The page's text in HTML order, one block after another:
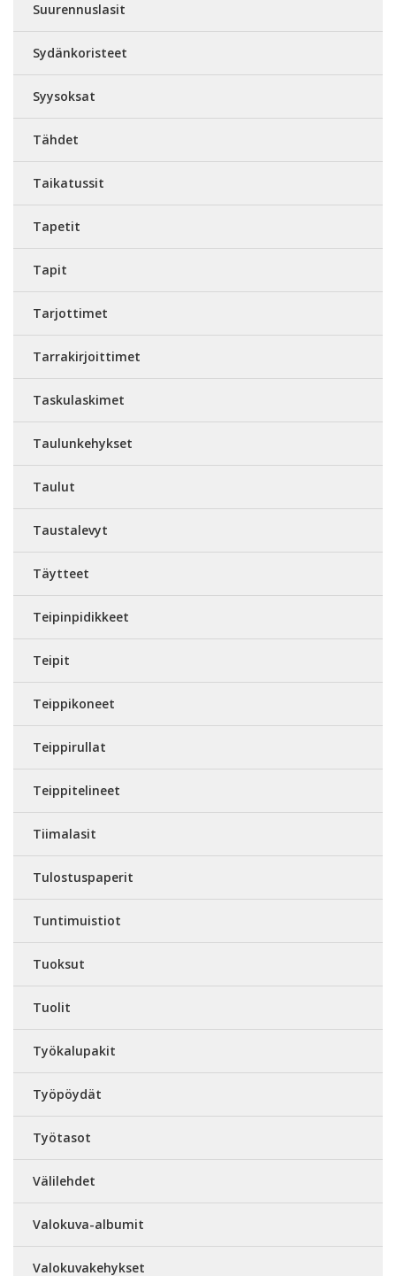
Suurennuslasit
Sydänkoristeet
Syysoksat
Tähdet
Taikatussit
Tapetit
Tapit
Tarjottimet
Tarrakirjoittimet
Taskulaskimet
Taulunkehykset
Taulut
Taustalevyt
Täytteet
Teipinpidikkeet
Teipit
Teippikoneet
Teippirullat
Teippitelineet
Tiimalasit
Tulostuspaperit
Tuntimuistiot
Tuoksut
Tuolit
Työkalupakit
Työpöydät
Työtasot
Välilehdet
Valokuva-albumit
Valokuvakehykset